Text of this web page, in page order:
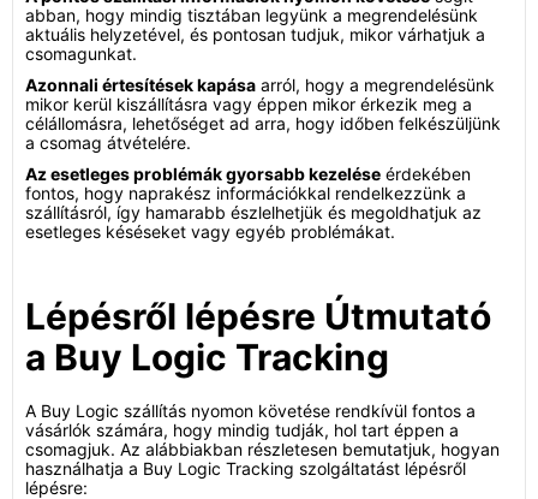
abban, hogy mindig tisztában legyünk a megrendelésünk
aktuális helyzetével, és pontosan tudjuk, mikor várhatjuk a
csomagunkat.
Azonnali értesítések kapása arról, hogy a megrendelésünk
mikor kerül kiszállításra vagy éppen mikor érkezik meg a
célállomásra, lehetőséget ad arra, hogy időben felkészüljünk
a csomag átvételére.
Az esetleges problémák gyorsabb kezelése érdekében
fontos, hogy naprakész információkkal rendelkezzünk a
szállításról, így hamarabb észlelhetjük és megoldhatjuk az
esetleges késéseket vagy egyéb problémákat.
Lépésről lépésre Útmutató
a Buy Logic Tracking
A Buy Logic szállítás nyomon követése rendkívül fontos a
vásárlók számára, hogy mindig tudják, hol tart éppen a
csomagjuk. Az alábbiakban részletesen bemutatjuk, hogyan
használhatja a Buy Logic Tracking szolgáltatást lépésről
lépésre: